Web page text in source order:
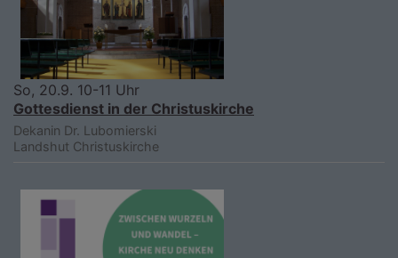
So, 20.9. 10-11 Uhr
Gottesdienst in der Christuskirche
Dekanin Dr. Lubomierski
Landshut Christuskirche